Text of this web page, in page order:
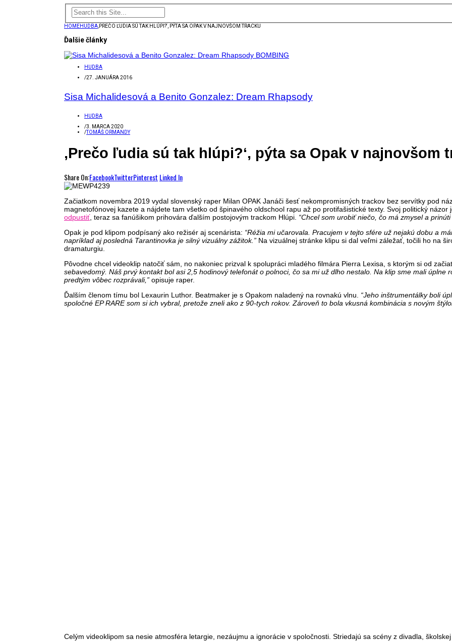
HOMEHUDBA ‚PREČO ĽUDIA SÚ TAK HLÚPI?‘, PÝTA SA OPAK V NAJNOVŠOM TRACKU
Ďalšie články
HUDBA
/27. JANUÁRA 2016
Sisa Michalidesová a Benito Gonzalez: Dream Rhapsody
HUDBA
/3. MARCA 2020
/TOMÁŠ ORMANDY
‚Prečo ľudia sú tak hlúpi?‘, pýta sa Opak v najnovšom
Share On:FacebookTwitterPinterest Linked In
Začiatkom novembra 2019 vydal slovenský raper Milan OPAK Janáči šesť nekompromisných trackov bez servítky pod
magnetofónovej kazete a nájdete tam všetko od špinavého oldschool rapu až po protifašistické texty. Svoj politický
odpustiť, teraz sa fanúšikom prihovára ďalším postojovým trackom Hlúpi. “Chcel som urobiť niečo, čo má zmysel a
Opak je pod klipom podpísaný ako režisér aj scenárista: “Réžia mi učarovala. Pracujem v tejto sfére už nejakú dobu a
napríklad aj posledná Tarantinovka je silný vizuálny zážitok.” Na vizuálnej stránke klipu si dal veľmi záležať, točili ho na
dramaturgiu.
Pôvodne chcel videoklip natočiť sám, no nakoniec prizval k spolupráci mladého filmára Pierra Lexisa, s ktorým si od
sebavedomý. Náš prvý kontakt bol asi 2,5 hodinový telefonát o polnoci, čo sa mi už dlho nestalo. Na klip sme mali úplne
predtým vôbec rozprávali,” opisuje raper.
Ďalším členom tímu bol Lexaurin Luthor. Beatmaker je s Opakom naladený na rovnakú vlnu.
“Jeho inštrumentálky boli
spoločné EP RARE som si ich vybral, pretože zneli ako z 90-tych rokov. Zároveň to bola vkusná kombinácia s novým
Celým videoklipom sa nesie atmosféra letargie, nezáujmu a ignorácie v spoločnosti. Striedajú sa scény z divadla, školskej